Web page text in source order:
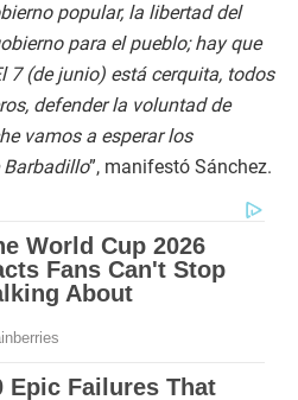
popular, la libertad del
para el pueblo; hay que
7 (de junio) está cerquita, todos
defender la voluntad de
vamos a esperar los
Barbadillo”, manifestó Sánchez.